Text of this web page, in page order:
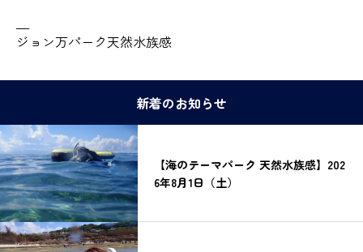
—
ジョン万パーク天然水族感
新着のお知らせ
【海のテーマパーク 天然水族感】202
6年8月1日（土）